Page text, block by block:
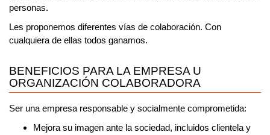
personas.
Les proponemos diferentes vías de colaboración. Con
cualquiera de ellas todos ganamos.
BENEFICIOS PARA LA EMPRESA U
ORGANIZACIÓN COLABORADORA
Ser una empresa responsable y socialmente comprometida:
Mejora su imagen ante la sociedad, incluidos clientela y